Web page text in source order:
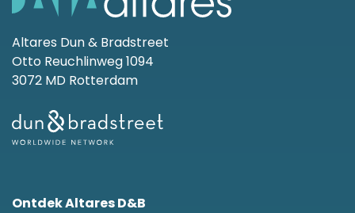
Altares Dun & Bradstreet
Otto Reuchlinweg 1094
3072 MD Rotterdam
Ontdek Altares D&B